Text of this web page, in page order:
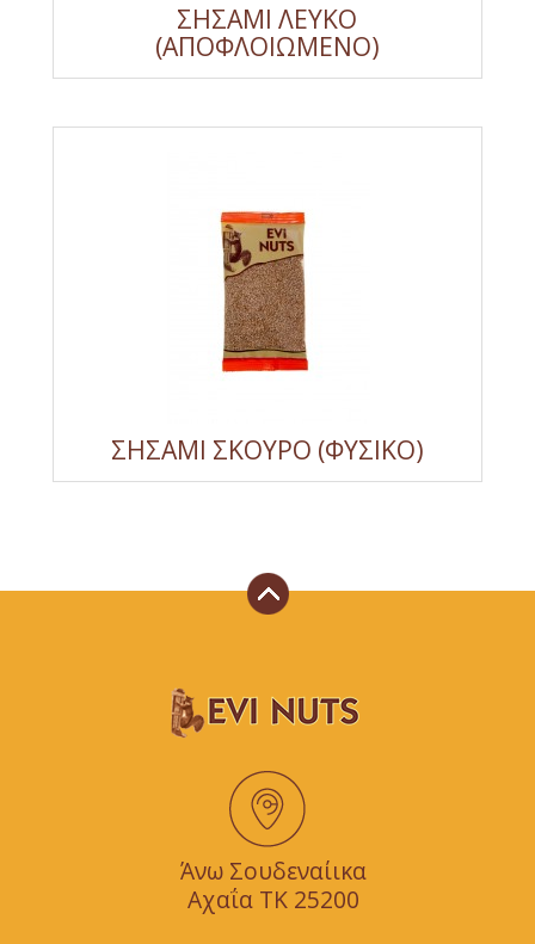
ΣΗΣΑΜΙ ΛΕΥΚΟ
(ΑΠΟΦΛΟΙΩΜΕΝΟ)
ΣΗΣΑΜΙ ΣΚΟΥΡΟ (ΦΥΣΙΚΟ)
Άνω Σουδεναίικα
Αχαΐα TK 25200